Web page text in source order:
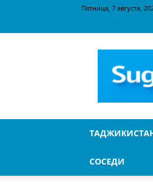
Пятница, 7 августа,
СОСЕДИ